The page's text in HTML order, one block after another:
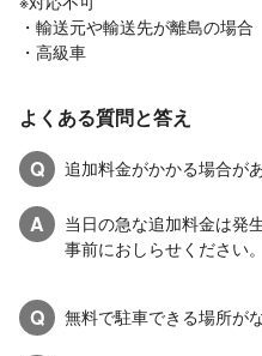
・輸送元や輸送先が離島の場合
・高級車
よくある質問と答え
Q
追加料金がかかる場合が
A
当日の急な追加料金は発
事前におしらせください。
Q 無料で駐車できる場所が